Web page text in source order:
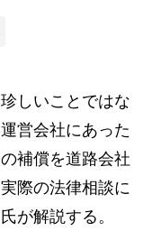
しいことではな
営会社にあった
補償を道路会社
際の法律相談に
が解説する。